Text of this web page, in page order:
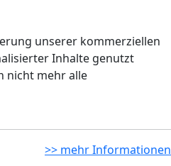
unserer kommerziellen
Inhalte genutzt
nicht mehr alle
>> mehr Informationen